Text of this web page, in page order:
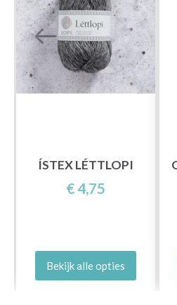
ÍSTEX LÉTTLOPI
€ 4,75
Bekijk alle opties